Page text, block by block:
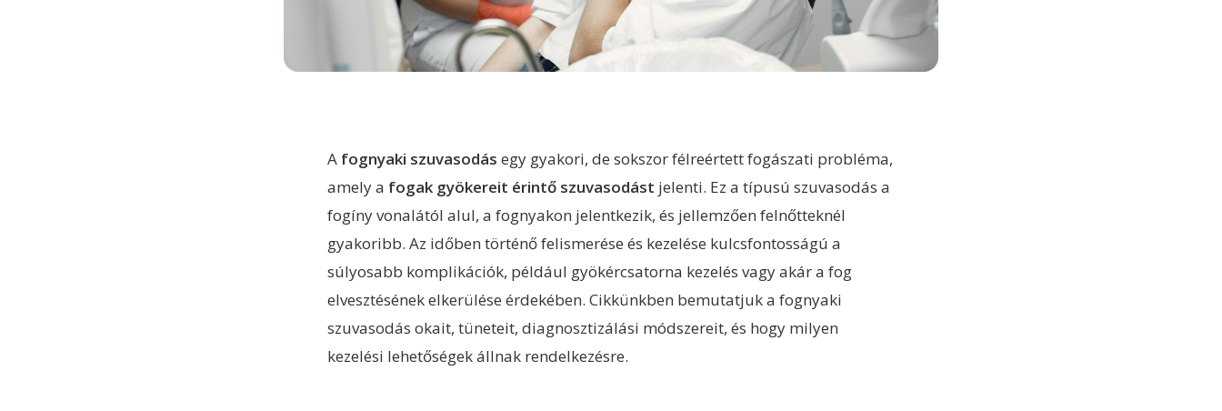
A fognyaki szuvasodás egy gyakori, de sokszor félreértett fogászati probléma,
amely a fogak gyökereit érintő szuvasodást jelenti. Ez a típusú szuvasodás a
fogíny vonalától alul, a fognyakon jelentkezik, és jellemzően felnőtteknél
gyakoribb. Az időben történő felismerése és kezelése kulcsfontosságú a
súlyosabb komplikációk, például gyökércsatorna kezelés vagy akár a fog
elvesztésének elkerülése érdekében. Cikkünkben bemutatjuk a fognyaki
szuvasodás okait, tüneteit, diagnosztizálási módszereit, és hogy milyen
kezelési lehetőségek állnak rendelkezésre.